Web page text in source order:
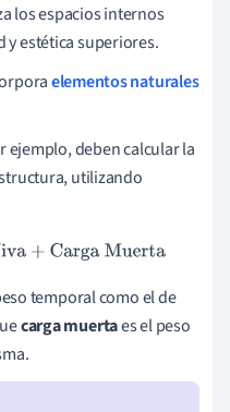
los espacios internos
estética superiores.
elementos naturales
ejemplo, deben calcular la
utilizando
+Carga Muerta
temporal como el de
carga muertaes el peso